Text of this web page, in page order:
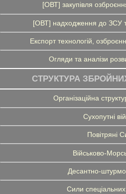
[ОВТ] закупівля
[ОВТ] надходження до ЗСУ
Експорт технологій,
Огляди та аналізи
СТРУКТУРА
Організаційна
Сухопутні
Повітряні
Військово-
Десантно-
Сили